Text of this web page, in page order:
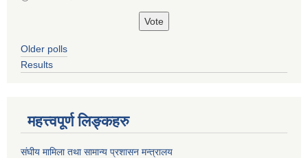
Older polls
Results
महत्त्वपूर्ण लिङ्कहरु
संघीय मामिला तथा सामान्य प्रशासन मन्त्रालय